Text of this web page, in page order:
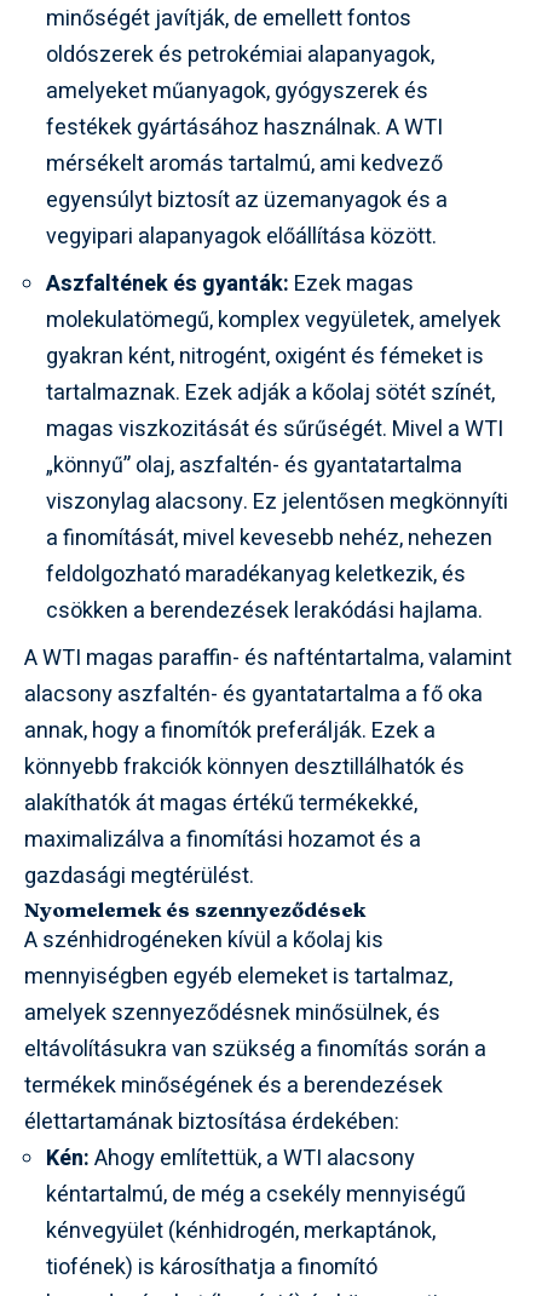
minőségét javítják, de emellett fontos
oldószerek és petrokémiai alapanyagok,
amelyeket műanyagok, gyógyszerek és
festékek gyártásához használnak. A WTI
mérsékelt aromás tartalmú, ami kedvező
egyensúlyt biztosít az üzemanyagok és a
vegyipari alapanyagok előállítása között.
Aszfaltének és gyanták: Ezek magas
molekulatömegű, komplex vegyületek, amelyek
gyakran ként, nitrogént, oxigént és fémeket is
tartalmaznak. Ezek adják a kőolaj sötét színét,
magas viszkozitását és sűrűségét. Mivel a WTI
„könnyű” olaj, aszfaltén- és gyantatartalma
viszonylag alacsony. Ez jelentősen megkönnyíti
a finomítását, mivel kevesebb nehéz, nehezen
feldolgozható maradékanyag keletkezik, és
csökken a berendezések lerakódási hajlama.
A WTI magas paraffin- és nafténtartalma, valamint
alacsony aszfaltén- és gyantatartalma a fő oka
annak, hogy a finomítók preferálják. Ezek a
könnyebb frakciók könnyen desztillálhatók és
alakíthatók át magas értékű termékekké,
maximalizálva a finomítási hozamot és a
gazdasági megtérülést.
Nyomelemek és szennyeződések
A szénhidrogéneken kívül a kőolaj kis
mennyiségben egyéb elemeket is tartalmaz,
amelyek szennyeződésnek minősülnek, és
eltávolításukra van szükség a finomítás során a
termékek minőségének és a berendezések
élettartamának biztosítása érdekében:
Kén:Ahogy említettük, a WTI alacsony
kéntartalmú, de még a csekély mennyiségű
kénvegyület (kénhidrogén, merkaptánok,
tiofének) is károsíthatja a finomító